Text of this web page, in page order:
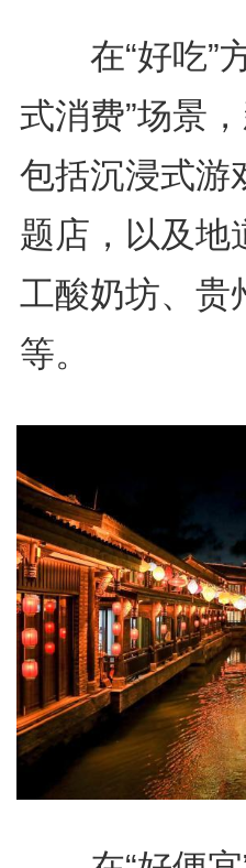
在“好吃”方
式消费”场景
包括沉浸式游
题店，以及地
工酸奶坊、贵
等。